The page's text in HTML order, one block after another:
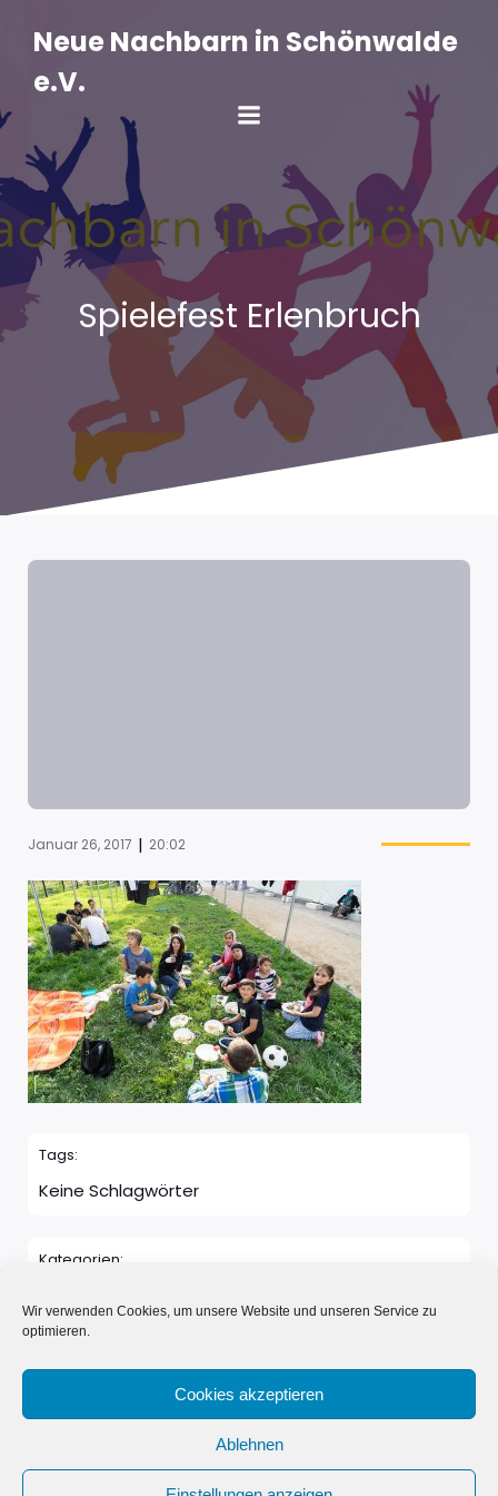
Wir verwenden Cookies, um unsere Website und unseren Service zu
optimieren.
Cookies akzeptieren
Ablehnen
Inhalt
springenNeue Nachbarn in Schönwalde
e.V.
Spielefest Erlenbruch
Januar 26, 2017 | 20:02
Tags:
Keine Schlagwörter
Kategorien:
© 2026 Neue Nachbarn in Schönwalde e.V.. Erstellt mit